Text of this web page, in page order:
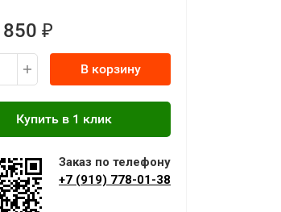
850 ₽
В корзину
Заказ по телефону
+7 (919) 778-01-38